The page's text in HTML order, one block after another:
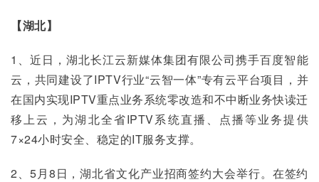
【湖北】
1、近日，湖北长江云新媒体集团有限公司携手百度智能
云，共同建设了IPTV行业“云智一体”专有云平台项目，并
在国内实现IPTV重点业务系统零改造和不中断业务快读迁
移上云，为湖北全省IPTV系统直播、点播等业务提供
7×24小时安全、稳定的IT服务支撑。
2、5月8日，湖北省文化产业招商签约大会举行。在签约